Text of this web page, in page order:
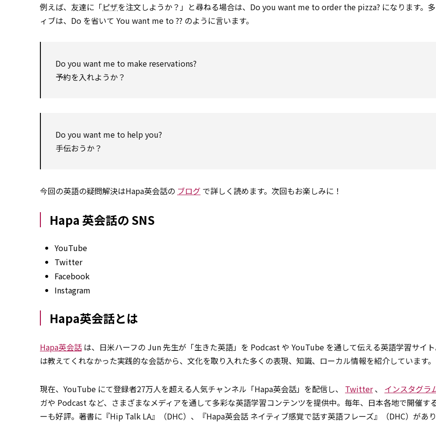
例えば、友達に「ピザを注文しようか？」と尋ねる場合は、Do you want me to order the pizza? になります。
ィブは、Do を省いて You want me to ?? のように言います。
Do you want me to make reservations?
予約を入れようか？
Do you want me to help you?
手伝おうか？
今回の英語の疑問解決はHapa英会話の ブログ で詳しく読めます。次回もお楽しみに！
Hapa 英会話の SNS
YouTube
Twitter
Facebook
Instagram
Hapa英会話とは
Hapa英会話 は、日米ハーフの Jun 先生が「生きた英語」を Podcast や YouTube を通して伝える英語学習サイ
は教えてくれなかった実践的な会話から、文化を取り入れた多くの表現、知識、ローカル情報を紹介しています。
現在、YouTube にて登録者27万人を超える人気チャンネル「Hapa英会話」を配信し、 Twitter、 インスタグラ
ガや Podcast など、さまざまなメディアを通して多彩な英語学習コンテンツを提供中。毎年、日本各地で開催す
ーも好評。著書に『Hip Talk LA』（DHC）、『Hapa英会話 ネイティブ感覚で話す英語フレーズ』（DHC）があり